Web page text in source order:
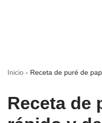
Inicio - Receta de puré de
Receta de